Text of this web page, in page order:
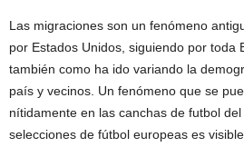
Las migraciones son un fenómeno
por Estados Unidos, siguiendo por toda
también como ha ido variando la
país y vecinos. Un fenómeno que se
nítidamente en las canchas de futbol
selecciones de fútbol europeas es